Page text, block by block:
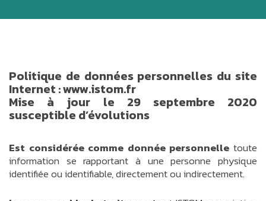
Politique de données personnelles du site
Internet : www.istom.fr
Mise à jour le 29 septembre 2020
susceptible d’évolutions
Est considérée comme donnée personnelle toute
information se rapportant à une personne physique
identifiée ou identifiable, directement ou indirectement.